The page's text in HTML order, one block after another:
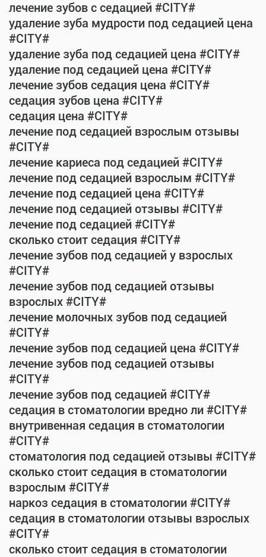
лечение зубов с седацией #CITY#
удаление зуба мудрости под седацией цена
#CITY#
удаление зуба под седацией цена #CITY#
удаление под седацией цена #CITY#
лечение зубов седация цена #CITY#
седация зубов цена #CITY#
седация цена #CITY#
лечение под седацией взрослым отзывы
#CITY#
лечение кариеса под седацией #CITY#
лечение под седацией взрослым #CITY#
лечение под седацией цена #CITY#
лечение под седацией отзывы #CITY#
лечение под седацией #CITY#
сколько стоит седация #CITY#
лечение зубов под седацией у взрослых
#CITY#
лечение зубов под седацией отзывы
взрослых #CITY#
лечение молочных зубов под седацией
#CITY#
лечение зубов под седацией цена #CITY#
лечение зубов под седацией отзывы
#CITY#
лечение зубов под седацией #CITY#
седация в стоматологии вредно ли #CITY#
внутривенная седация в стоматологии
#CITY#
стоматология под седацией отзывы #CITY#
сколько стоит седация в стоматологии
взрослым #CITY#
наркоз седация в стоматологии #CITY#
седация в стоматологии отзывы взрослых
#CITY#
сколько стоит седация в стоматологии